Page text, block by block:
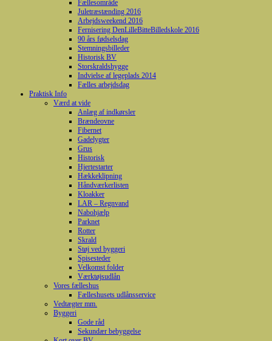
Fællesområde
Juletræstænding 2016
Arbejdsweekend 2016
Fernisering DenLilleBitteBilledskole 2016
90 års fødselsdag
Stemningsbilleder
Historisk BV
Storskraldshygge
Indvielse af legeplads 2014
Fælles arbejdsdag
Praktisk Info
Værd at vide
Anlæg af indkørsler
Brændeovne
Fibernet
Gadelygter
Grus
Historisk
Hjertestarter
Hækkeklipning
Håndværkerlisten
Kloakker
LAR – Regnvand
Nabohjælp
Parknet
Rotter
Skrald
Støj ved byggeri
Spisesteder
Velkomst folder
Værktøjsudlån
Vores fælleshus
Fælleshusets udlånsservice
Vedtægter mm.
Byggeri
Gode råd
Sekundær bebyggelse